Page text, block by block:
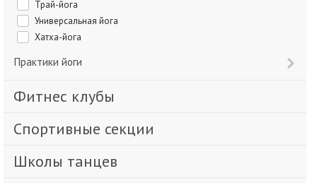
Трай-йога
Универсальная йога
Хатха-йога
Практики йоги
Фитнес клубы
Спортивные секции
Школы танцев